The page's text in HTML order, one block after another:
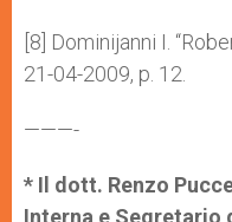
[8] Dominijanni I.
21-04-2009, p. 12.
———-
* Il dott. Renzo
Interna e Segretario